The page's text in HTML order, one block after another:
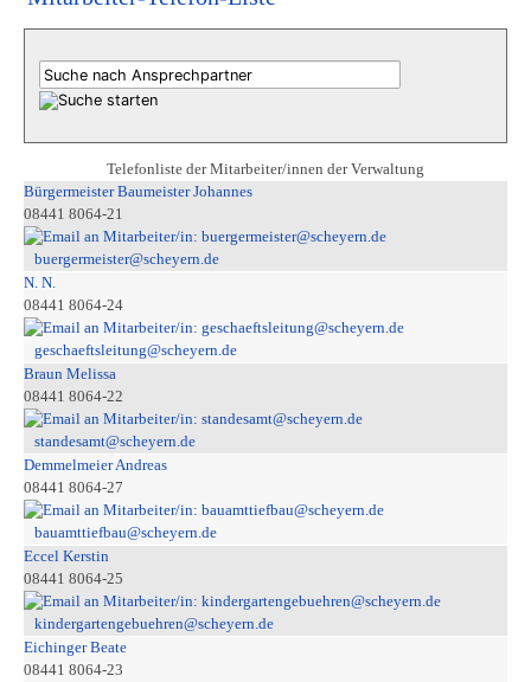
Telefonliste der Mitarbeiter/innen der Verwaltung
Bürgermeister Baumeister Johannes
08441 8064-21
buergermeister@scheyern.de
N. N.
08441 8064-24
geschaeftsleitung@scheyern.de
Braun Melissa
08441 8064-22
standesamt@scheyern.de
Demmelmeier Andreas
08441 8064-27
bauamttiefbau@scheyern.de
Eccel Kerstin
08441 8064-25
kindergartengebuehren@scheyern.de
Eichinger Beate
08441 8064-23